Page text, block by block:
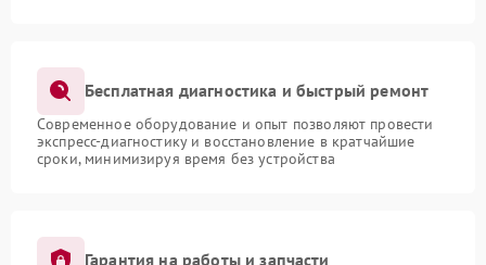
Бесплатная диагностика и быстрый ремонт
Современное оборудование и опыт позволяют провести
экспресс-диагностику и восстановление в кратчайшие
сроки, минимизируя время без устройства
Гарантия на работы и запчасти